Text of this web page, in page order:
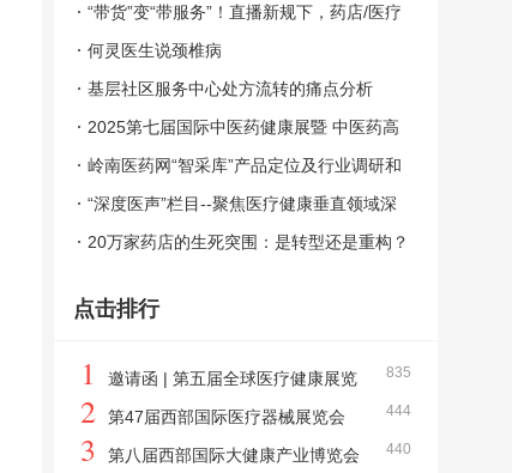
开工寄语
“带货”变“带服务”！直播新规下，药店/医疗
机构如何破局？
何灵医生说颈椎病
基层社区服务中心处方流转的痛点分析
2025第七届国际中医药健康展暨 中医药高
质量发展生态大会
岭南医药网“智采库”产品定位及行业调研和
招募入驻方案
“深度医声”栏目--聚焦医疗健康垂直领域深
度知识共享平台
20万家药店的生死突围：是转型还是重构？
点击排行
835
1
邀请函 | 第五届全球医疗健康展览
会
444
2 第47届西部国际医疗器械展览会
440
3 第八届西部国际大健康产业博览会